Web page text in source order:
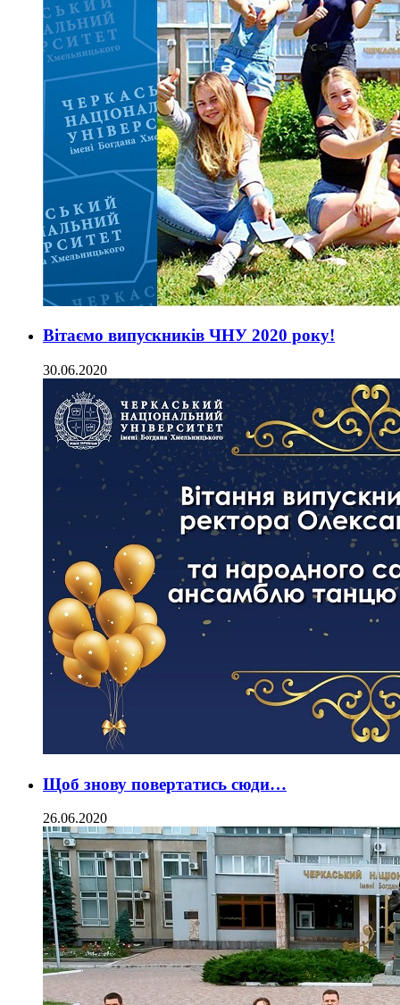
Вітаємо випускників ЧНУ 2020 року!
30.06.2020
Щоб знову повертатись сюди…
26.06.2020